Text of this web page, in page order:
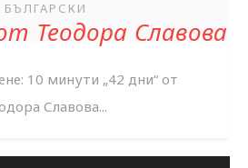
БЪЛГАРСКИ
Теодора Славова
10 минути „42 дни“ от
Славова...